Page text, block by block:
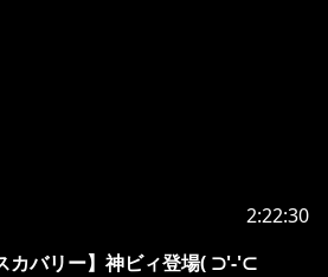
2:22:30
カバリー】神ビィ登場( ⊃'-'⊂